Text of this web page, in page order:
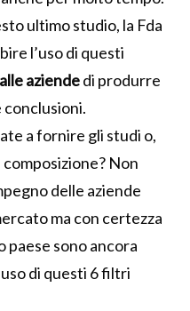
ultimo studio, la Fda
l’uso di questi
aziendedi produrre
conclusioni.
a fornire gli studi o,
Non
delle aziende
ma con certezza
paese sono ancora
di questi 6 filtri